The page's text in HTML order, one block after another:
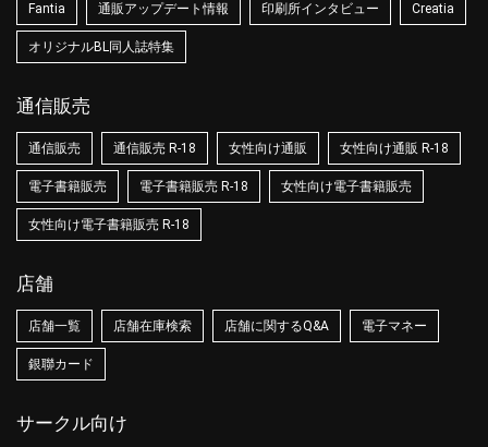
Fantia 通販アップデート情報 印刷所インタビュー Creatia
オリジナルBL同人誌特集
通信販売
通信販売 通信販売 R-18 女性向け通販 女性向け通販 R-18
電子書籍販売 電子書籍販売 R-18 女性向け電子書籍販売
女性向け電子書籍販売 R-18
店舗
店舗一覧 店舗在庫検索 店舗に関するQ&A 電子マネー
銀聯カード
サークル向け